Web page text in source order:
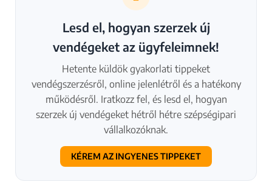
Lesd el, hogyan szerzek új
vendégeket az ügyfeleimnek!
Hetente küldök gyakorlati tippeket
vendégszerzésről, online jelenlétről és a hatékony
működésről. Iratkozz fel, és lesd el, hogyan
szerzek új vendégeket hétről hétre szépségipari
vállalkozóknak.
KÉREM AZ INGYENES TIPPEKET